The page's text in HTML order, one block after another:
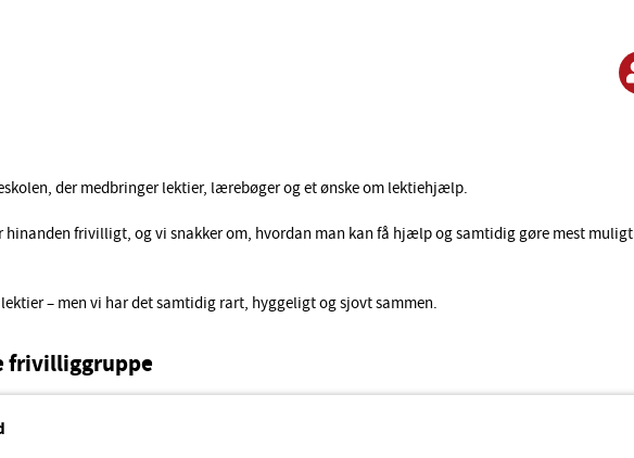
der medbringer lektier, lærebøger og et ønske om lektiehjælp.
frivilligt, og vi snakker om, hvordan man kan få hjælp og samtidig gøre mest muligt
– men vi har det samtidig rart, hyggeligt og sjovt sammen.
frivilliggruppe